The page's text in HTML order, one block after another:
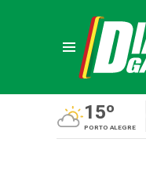
15º
PORTO ALEGRE